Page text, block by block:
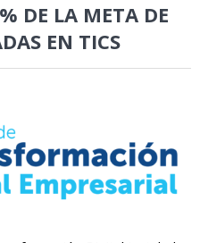
DE LA META DE
EN TICS